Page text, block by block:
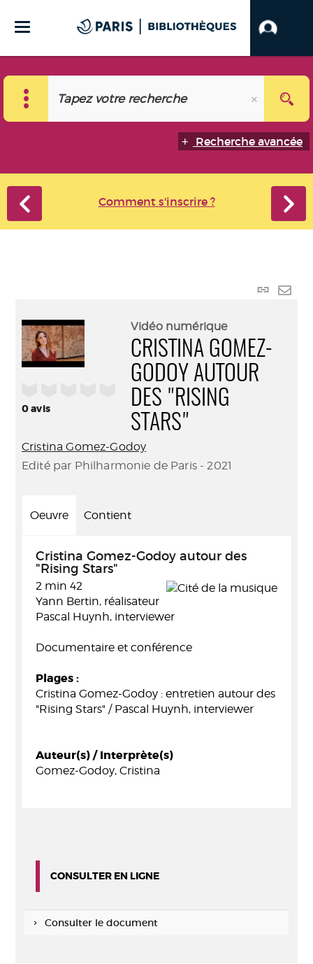
Recherche avancée
Comment s'inscrire ?
Lien
0avis
Vidéo numérique
CRISTINA GOMEZ-
GODOY AUTOUR
DES "RISING
STARS"
Cristina Gomez-Godoy
Edité par Philharmonie de Paris - 2021
Oeuvre Contient
Cristina Gomez-Godoy autour des
"Rising Stars"
2 min 42
Yann Bertin, réalisateur
Pascal Huynh, interviewer
Documentaire et conférence
Plages :
Cristina Gomez-Godoy : entretien autour des
"Rising Stars" / Pascal Huynh, interviewer
Auteur(s) / Interprète(s)
Gomez-Godoy, Cristina
CONSULTER EN LIGNE
Consulter le document